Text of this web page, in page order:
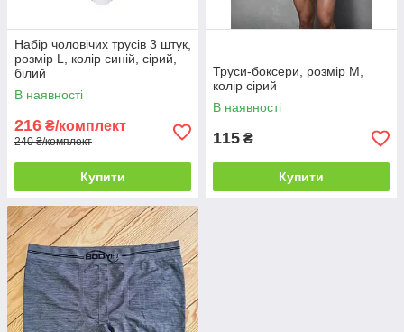
Набір чоловічих трусів 3 штук,
розмір L, колір синій, сірий,
білий
В наявності
216 ₴/комплект
240 ₴/комплект
Купити
Труси-боксери, розмір M,
колір сірий
В наявності
115 ₴
Купити